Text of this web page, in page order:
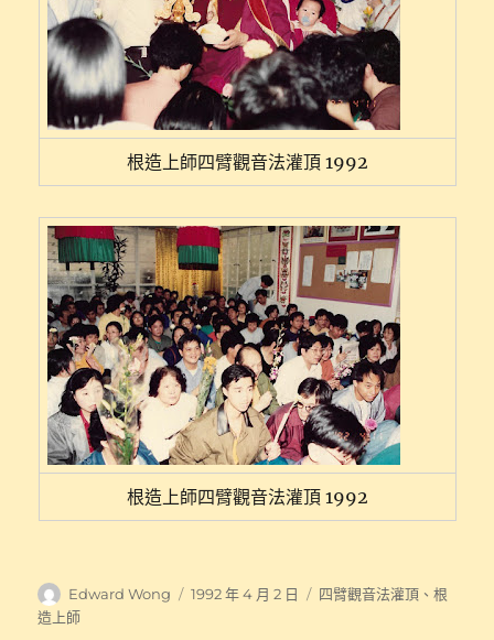
根造上師四臂觀音法灌頂 1992
根造上師四臂觀音法灌頂 1992
作
者
Edward Wong
發
1992 年 4 月 2 日
分
四臂觀音法灌頂 、根
造上師